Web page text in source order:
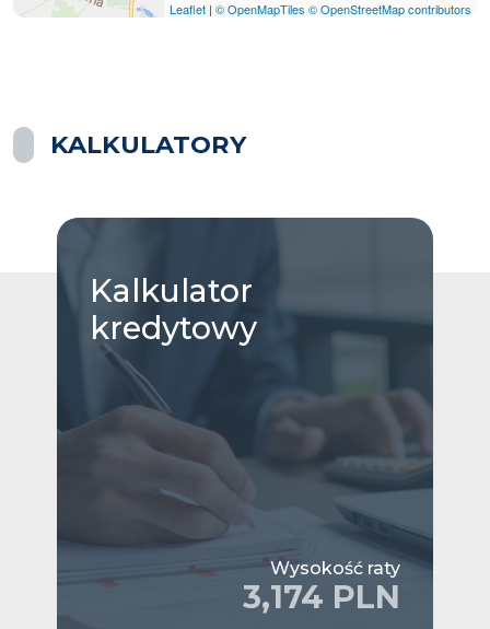
Leaflet | © OpenMapTiles © OpenStreetMap contributors
KALKULATORY
Kalkulator
kredytowy
Wysokość raty
3,174 PLN